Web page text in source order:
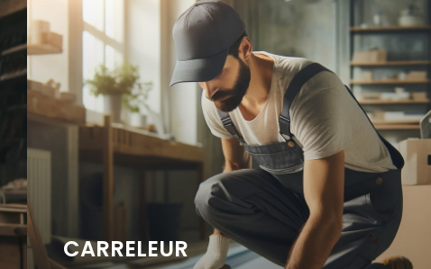
CARRELEUR